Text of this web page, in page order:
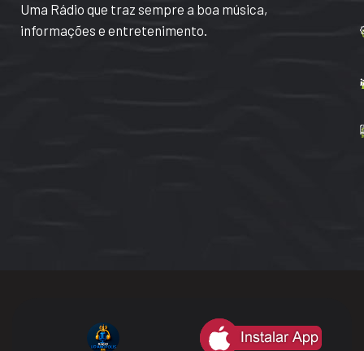
Uma Rádio que traz sempre a boa música,
informações e entretenimento.